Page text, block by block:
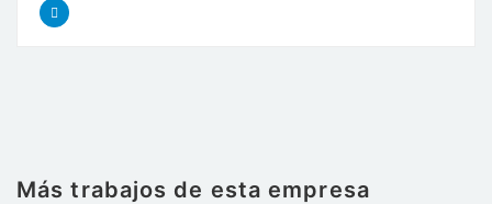
Más trabajos de esta empresa